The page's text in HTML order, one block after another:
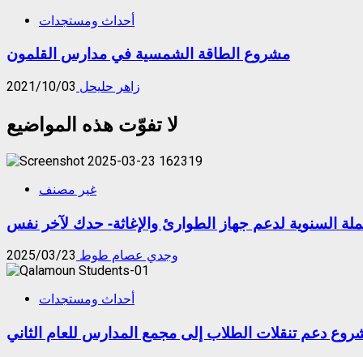
أحداث ومستجدات
مشروع الطاقة الشمسية في مدارس القلمون
زاهر حليحل 2021/10/03
لا تفوّت هذه المواضيع
غير مصنف
السنوية لدعم جهاز الطوارئ والإغاثة- حدك لآخر نفس
وجدي عصام طوط 2025/03/23
أحداث ومستجدات
دعم تنقلات الطلاب إلى مجمع المدارس للعام الثاني